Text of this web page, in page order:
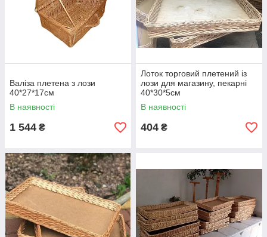
Валіза плетена з лози
40*27*17см
В наявності
1 544 ₴
Лоток торговий плетений із
лози для магазину, пекарні
40*30*5см
В наявності
404 ₴